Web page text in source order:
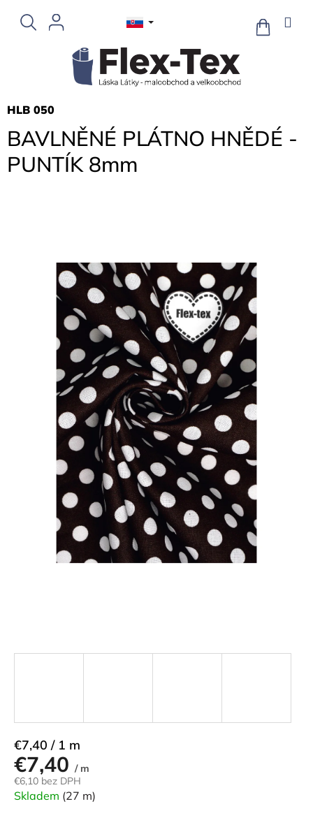
obsah
KOŠÍK
BAVLNĚNÉ PLÁTNO HNĚDÉ -
PUNTÍK 8mm
HLB 050
€7,40 / m
€6,10 bez DPH
Jednotková
cena:
€7,40 / 1 m
Skladem (27 m)